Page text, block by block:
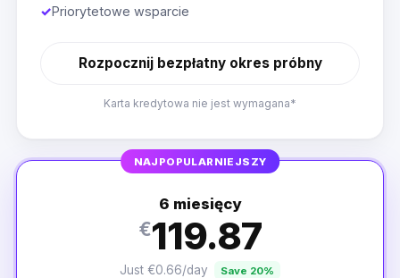
✓Priorytetowe wsparcie
Rozpocznij bezpłatny okres próbny
Karta kredytowa nie jest wymagana*
NAJPOPULARNIEJSZY
6 miesięcy
€119.87
Just €0.66/day Save 20%